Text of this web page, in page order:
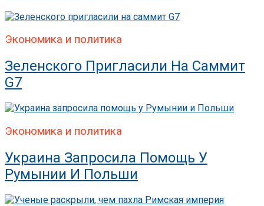
Экономика и политика
Зеленского Пригласили На Саммит
G7
Экономика и политика
Украина Запросила Помощь У
Румынии И Польши